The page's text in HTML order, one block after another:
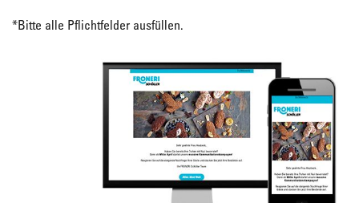
*Bitte alle Pflichtfelder ausfüllen.